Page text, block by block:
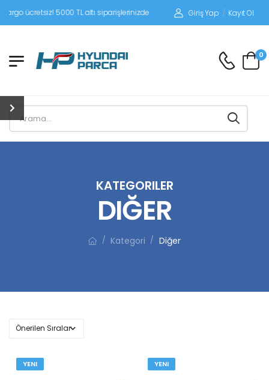
5000 TL altı siparişlerinizde siparişleriniz alıcı ödemeli gönderilir.
Giriş Yap / Kayıt Ol
0
KATEGORILER
DIĞER
/ Kategori / Diğer
YENI YENI